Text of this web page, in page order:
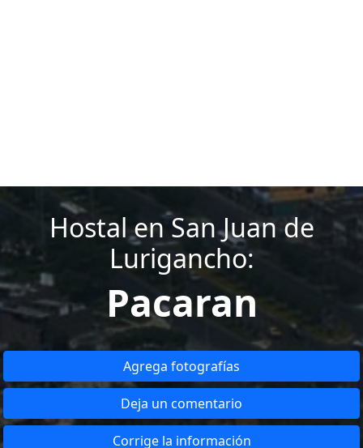
Hostal en San Juan de
Lurigancho:
Pacaran
Agrega fotografías
Deja un comentario
Corrige la información